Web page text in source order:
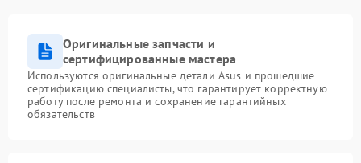
Оригинальные запчасти и
сертифицированные мастера
Используются оригинальные детали Asus и прошедшие
сертификацию специалисты, что гарантирует корректную
работу после ремонта и сохранение гарантийных
обязательств